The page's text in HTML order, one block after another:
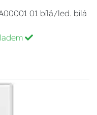
01 bílá/led. bílá